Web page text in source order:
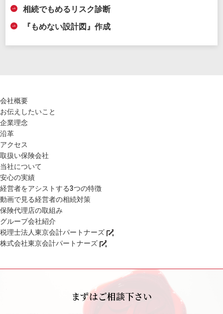
相続でもめるリスク診断
『もめない設計図』作成
会社概要
お伝えしたいこと
企業理念
沿革
アクセス
取扱い保険会社
当社について
安心の実績
経営者をアシストする3つの特徴
動画で見る経営者の相続対策
保険代理店の取組み
グループ会社紹介
税理士法人東京会計パートナーズ
株式会社東京会計パートナーズ
まずはご相談下さい